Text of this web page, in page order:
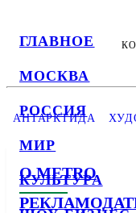
ГЛАВНОЕ
МОСКВА
РОССИЯ
МИР
КУЛЬТУРА
АНТАРКТИДА
О METRO